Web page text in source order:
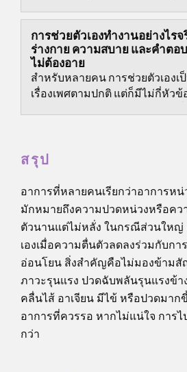
การช่วยตัวเองทำงานอย่างไรจ
ร่างกาย ความสบาย และคำตอ
ไม่ต้องอาย
สำหรับหลายคน การช่วยตัวเอง
เรื่องเพศตามปกติ แต่ก็มีไม่กี่หัวข้
สรุป
อาการที่หลายคนเรียกว่าอาการห
มักหมายถึงความปวดหน่วงหรือค
ตัวนานแต่ไม่หลั่ง ในกรณีส่วนใหญ่
เองเมื่อความตื่นตัวลดลงร่วมกับกา
อ่อนโยน สิ่งสำคัญคือไม่มองข้าม
ภาวะรุนแรง ปวดฉับพลันรุนแรงข้าง
คลื่นไส้ อาเจียน มีไข้ หรือปวดมาก
อาการที่ควรรอ หากไม่แน่ใจ การ
กว่า